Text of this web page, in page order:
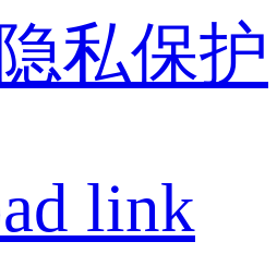
隐私保护
link